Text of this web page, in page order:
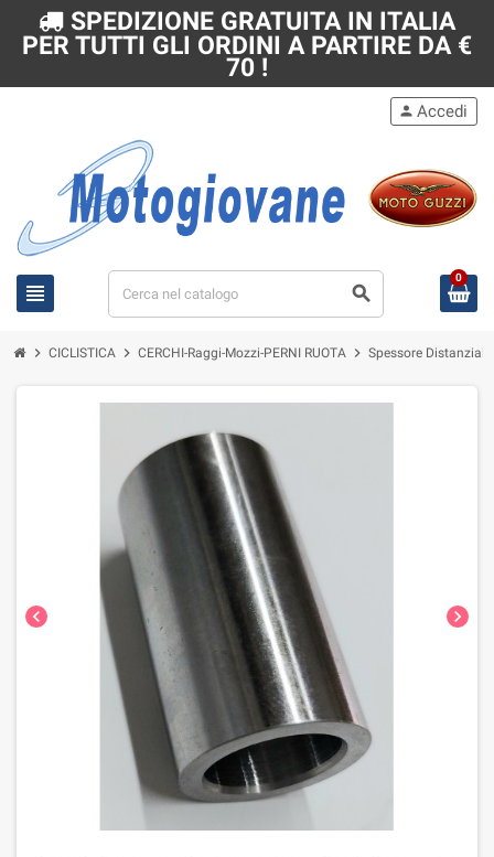
SPEDIZIONE GRATUITA IN ITALIA
PER TUTTI GLI ORDINI A PARTIRE DA €
70 !
view_headline search
person Accedi
0
chevron_right CICLISTICA chevron_right CERCHI-Raggi-Mozzi-PERNI RUOTA chevron_right Spessore
chevron_left chevron_right